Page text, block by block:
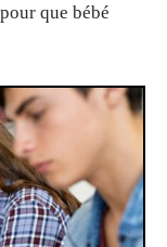
que bébé